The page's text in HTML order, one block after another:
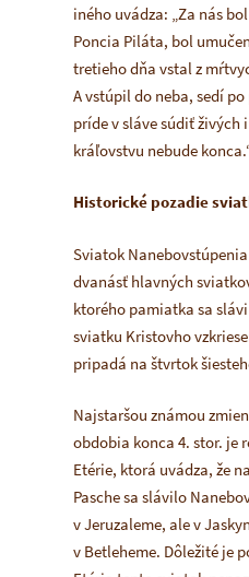
iného uvádza: „Za nás
Poncia Piláta, bol
tretieho dňa vstal z
A vstúpil do neba, sedí
príde v sláve súdiť živých
kráľovstvu nebude
Historické pozadie
Sviatok
dvanásť hlavných
ktorého pamiatka sa
sviatku Kristovho
pripadá na štvrtok
Najstaršou známou
obdobia konca 4. stor. je
Etérie, ktorá uvádza, že
Pasche sa slávilo
v Jeruzaleme, ale v
v Betleheme. Dôležité je